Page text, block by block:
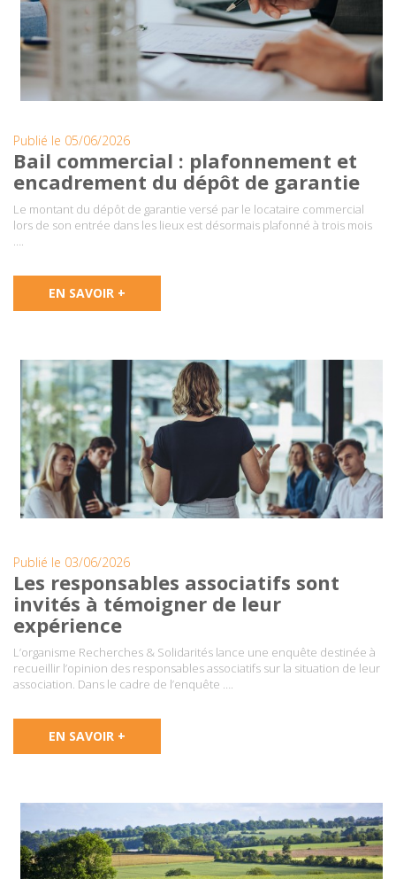
Publié le 05/06/2026
Bail commercial : plafonnement et
encadrement du dépôt de garantie
Le montant du dépôt de garantie versé par le locataire commercial
lors de son entrée dans les lieux est désormais plafonné à trois mois
….
EN SAVOIR +
Publié le 03/06/2026
Les responsables associatifs sont
invités à témoigner de leur
expérience
L’organisme Recherches & Solidarités lance une enquête destinée à
recueillir l’opinion des responsables associatifs sur la situation de leur
association. Dans le cadre de l’enquête ….
EN SAVOIR +